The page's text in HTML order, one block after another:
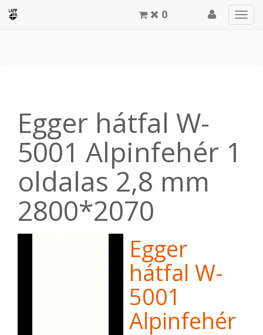
0
Egger hátfal W-
5001 Alpinfehér 1
oldalas 2,8 mm
2800*2070
Egger
hátfal W-
5001
Alpinfehér